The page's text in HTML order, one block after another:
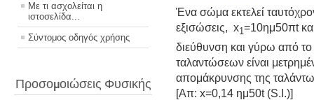
Με τι ασχολείται η
ιστοσελίδα...
Σύντομος οδηγός χρήσης
Προσομοιώσεις Φυσικής
Ένα σώμα εκτελεί
εξισώσεις, x1=10ημ50πt
διεύθυνση και γύρω από
ταλαντώσεων είναι
απομάκρυνσης της
[Απ: x=0,14 ημ50t (S.I.)]